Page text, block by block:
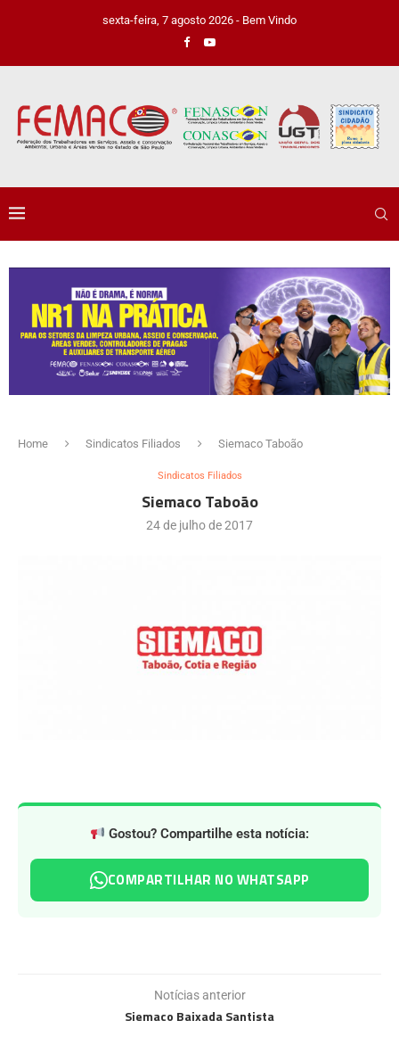
sexta-feira, 7 agosto 2026 - Bem Vindo
Home Sindicatos Filiados Siemaco Taboão
Sindicatos Filiados
Siemaco Taboão
24 de julho de 2017
Gostou? Compartilhe esta notícia:
COMPARTILHAR NO WHATSAPP
Notícias anterior
Siemaco Baixada Santista